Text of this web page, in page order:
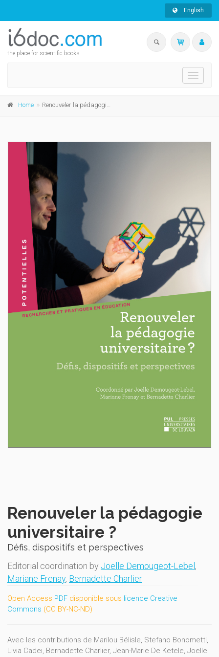
English
the place for scientific books
Toggle
Home Renouveler la pédagogie universitaire ?
Renouveler la pédagogie
universitaire ?
Défis, dispositifs et perspectives
Editorial coordination by Joelle Demougeot-Lebel,
Mariane Frenay, Bernadette Charlier
Open Access PDF disponible sous licence Creative
Commons (CC BY-NC-ND)
Avec les contributions de Marilou Bélisle, Stefano Bonometti,
Livia Cadei, Bernadette Charlier, Jean-Marie De Ketele, Joelle